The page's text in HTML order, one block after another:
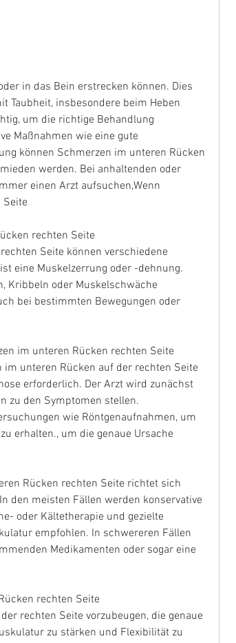
Taubheit, insbesondere beim Heben
um die richtige Behandlung
Maßnahmen wie eine gute
können Schmerzen im unteren Rücken
werden. Bei anhaltenden oder
einen Arzt aufsuchen,Wenn
rechten Seite
Seite können verschiedene
eine Muskelzerrung oder -dehnung.
Kribbeln oder Muskelschwäche
bei bestimmten Bewegungen oder
im unteren Rücken rechten Seite
unteren Rücken auf der rechten Seite
erforderlich. Der Arzt wird zunächst
zu den Symptomen stellen.
wie Röntgenaufnahmen, um
erhalten., um die genaue Ursache
Rücken rechten Seite richtet sich
den meisten Fällen werden konservative
oder Kältetherapie und gezielte
empfohlen. In schwereren Fällen
Medikamenten oder sogar eine
rechten Seite
rechten Seite vorzubeugen, die genaue
zu stärken und Flexibilität zu